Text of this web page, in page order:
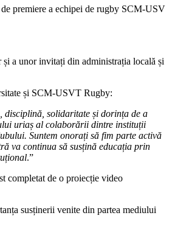
premiere a echipei de rugby SCM-USV
a unor invitați din administrația locală și
și SCM-USVT Rugby:
disciplină, solidaritate și dorința de a
uriaș al colaborării dintre instituții
. Suntem onorați să fim parte activă
va continua să susțină educația prin
.”
completat de o proiecție video
susținerii venite din partea mediului